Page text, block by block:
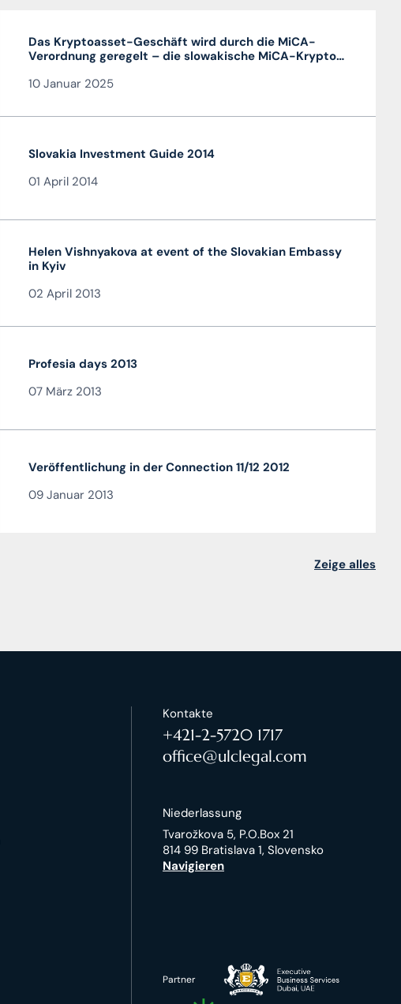
Das Kryptoasset-Geschäft wird durch die MiCA-
Verordnung geregelt – die slowakische MiCA-Krypto-
gültig
10 Januar 2025
Slovakia Investment Guide 2014
01 April 2014
Helen Vishnyakova at event of the Slovakian Embassy
in Kyiv
02 April 2013
Profesia days 2013
07 März 2013
Veröffentlichung in der Connection 11/12 2012
09 Januar 2013
Zeige alles
Kontakte
+421-2-5720 1717
office@ulclegal.com
Niederlassung
Tvarožkova 5, P.O.Box 21
814 99 Bratislava 1, Slovensko
Navigieren
Partner